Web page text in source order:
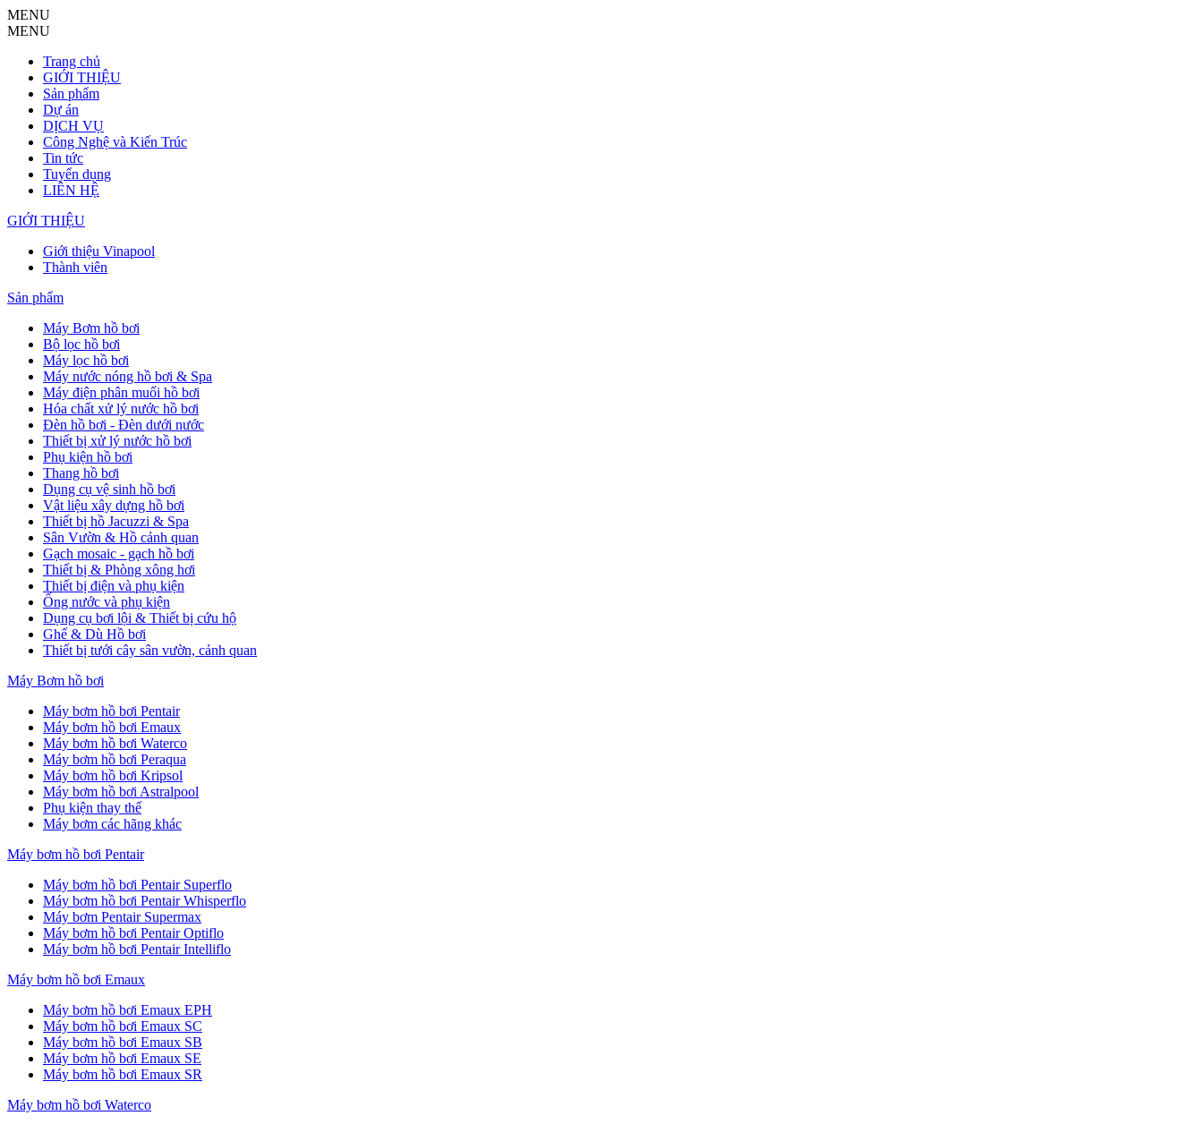
MENU
MENU
Trang chủ
GIỚI THIỆU
Sản phẩm
Dự án
DỊCH VỤ
Công Nghệ và Kiến Trúc
Tin tức
Tuyển dụng
LIÊN HỆ
GIỚI THIỆU
Giới thiệu Vinapool
Thành viên
Sản phẩm
Máy Bơm hồ bơi
Bộ lọc hồ bơi
Máy lọc hồ bơi
Máy nước nóng hồ bơi & Spa
Máy điện phân muối hồ bơi
Hóa chất xử lý nước hồ bơi
Đèn hồ bơi - Đèn dưới nước
Thiết bị xử lý nước hồ bơi
Phụ kiện hồ bơi
Thang hồ bơi
Dụng cụ vệ sinh hồ bơi
Vật liệu xây dựng hồ bơi
Thiết bị hồ Jacuzzi & Spa
Sân Vườn & Hồ cảnh quan
Gạch mosaic - gạch hồ bơi
Thiết bị & Phòng xông hơi
Thiết bị điện và phụ kiện
Ống nước và phụ kiện
Dụng cụ bơi lội & Thiết bị cứu hộ
Ghế & Dù Hồ bơi
Thiết bị tưới cây sân vườn, cảnh quan
Máy Bơm hồ bơi
Máy bơm hồ bơi Pentair
Máy bơm hồ bơi Emaux
Máy bơm hồ bơi Waterco
Máy bơm hồ bơi Peraqua
Máy bơm hồ bơi Kripsol
Máy bơm hồ bơi Astralpool
Phụ kiện thay thế
Máy bơm các hãng khác
Máy bơm hồ bơi Pentair
Máy bơm hồ bơi Pentair Superflo
Máy bơm hồ bơi Pentair Whisperflo
Máy bơm Pentair Supermax
Máy bơm hồ bơi Pentair Optiflo
Máy bơm hồ bơi Pentair Intelliflo
Máy bơm hồ bơi Emaux
Máy bơm hồ bơi Emaux EPH
Máy bơm hồ bơi Emaux SC
Máy bơm hồ bơi Emaux SB
Máy bơm hồ bơi Emaux SE
Máy bơm hồ bơi Emaux SR
Máy bơm hồ bơi Waterco